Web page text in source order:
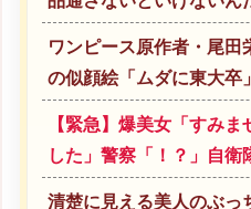
ワンピース原作者・尾田
の似顔絵「ムダに東大卒」
【緊急】爆美女「すみ
した」警察「！？」自
清楚に見える美人のぶっ